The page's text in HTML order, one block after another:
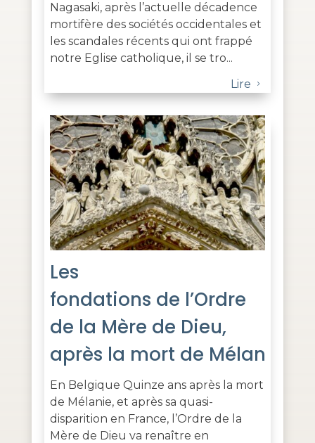
Nagasaki, après l’actuelle décadence
mortifère des sociétés occidentales et
les scandales récents qui ont frappé
notre Eglise catholique, il se tro...
Lire
5
Les
fondations de l’Ordre
de la Mère de Dieu,
après la mort de Mélanie
En Belgique Quinze ans après la mort
de Mélanie, et après sa quasi-
disparition en France, l’Ordre de la
Mère de Dieu va renaître en